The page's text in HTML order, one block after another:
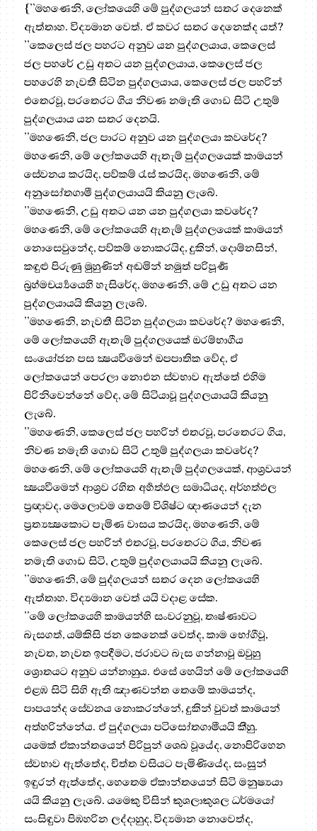
{’’මහණෙනි, ලෝකයෙහි මේ පුද්ගලයන් සතර දෙනෙක්
ඇත්තාහ. විද්‍යමාන වෙත්. ඒ කවර සතර දෙනෙක්ද යත්?
’’කෙලෙස් ජල පහරට අනුව යන පුද්ගලයාය, කෙලෙස්
ජල පහරේ උඩු අතට යන පුද්ගලයාය, කෙලෙස් ජල
පහරෙහි නැවතී සිටින පුද්ගලයාය, කෙලෙස් ජල පහරින්
එතෙරවූ, පරතෙරට ගිය නිවණ නමැති ගොඩ සිටි උතුම්
පුද්ගලයාය යන සතර දෙනයි.
’’මහණෙනි, ජල පාරට අනුව යන පුද්ගලයා කවරේද?
මහණෙනි, මේ ලෝකයෙහි ඇතැම් පුද්ගලයෙක් කාමයන්
සේවනය කරයිද, පව්කම් රැස් කරයිද, මහණෙනි, මේ
අනුසෝතගාමී පුද්ගලයායයි කියනු ලැබේ.
’’මහණෙනි, උඩු අතට යන යන පුද්ගලයා කවරේද?
මහණෙනි, මේ ලෝකයෙහි ඇතැම් පුද්ගලයෙක් කාමයන්
නොසෙවුනේද, පව්කම් නොකරයිද, දුකින්, දොම්නසින්,
කඳුළු පිරුණු මුහුණින් අඬමින් නමුත් පරිපූර්‍ණ
බ්‍රහ්මචර්‍ය්‍යයෙහි හැසිරේද, මහණෙනි, මේ උඩු අතට යන
පුද්ගලයායයි කියනු ලැබේ.
’’මහණෙනි, නැවතී සිටින පුද්ගලයා කවරේද? මහණෙනි,
මේ ලෝකයෙහි ඇතැම් පුද්ගලයෙක් ඔරම්භාගීය
සංයෝජන පස ක්‍ෂයවීමෙන් ඔපපාතික වේද, ඒ
ලෝකයෙන් පෙරලා නොඑන ස්වභාව ඇත්තේ එහිම
පිරිනිවෙන්නේ වේද, මේ සිටියාවූ පුද්ගලයායයි කියනු
ලැබේ.
’’මහණෙනි, කෙලෙස් ජල පහරින් එතරවූ, පරතෙරට ගිය,
නිවණ නමැති ගොඩ සිටි උතුම් පුද්ගලයා කවරේද?
මහණෙනි, මේ ලෝකයෙහි ඇතැම් පුද්ගලයෙක්, ආශ්‍රවයන්
ක්‍ෂයවීමෙන් ආශ්‍රව රහිත අර්‍හත්ඵල සමාධියද, අර්හත්ඵල
ප්‍රඥාවද, මෙලොවම තෙමේ විශිෂ්ට ඥාණයෙන් දැන
ප්‍රත්‍යක්‍ෂකොට පැමිණ වාසය කරයිද, මහණෙනි, මේ
කෙලෙස් ජල පහරින් එතරවූ, පරතෙරට ගිය, නිවණ
නමැති ගොඩ සිටි, උතුම් පුද්ගලයායයි කියනු ලැබේ.
’’මහණෙනි, මේ පුද්ගලයන් සතර දෙන ලෝකයෙහි
ඇත්තාහ. විද්‍යමාන වෙත් යයි වදාළ සේක.
’’මේ ලෝකයෙහි කාමයන්හි සංවරනුවූ, තෘෂ්ණාවට
බැසගත්, යම්කිසි ජන කෙනෙක් වෙත්ද, කාම භෝගීවූ,
නැවත, නැවත ඉපදීමට, ජරාවට බැස ගන්නාවූ ඔවුහු
ශ්‍රොතයට අනුව යන්නාහුය. එසේ හෙයින් මේ ලෝකයෙහි
එළඹ සිටි සිහි ඇති ඤාණවන්ත තෙමේ කාමයන්ද,
පාපයන්ද සේවනය නොකරන්නේ, දුකින් වුවත් කාමයන්
අත්හරින්නේය. ඒ පුද්ගලයා පටිසෝතගාමීයයි කීහු.
යමෙක් ඒකාන්තයෙන් පිරිපුන් ශෙඛ වූයේද, නොපිරිහෙන
ස්වභාව ඇත්තේද, චිත්ත වසියට පැමිණියේද, සංසුන්
ඉඳුරන් ඇත්තේද, හෙතෙම ඒකාන්තයෙන් සිටි මනුෂ්‍යයා
යයි කියනු ලැබේ. යමෙකු විසින් කුශලාකුශල ධර්මයෝ
සංසිඳුවා පිඹහරින ලද්දාහුද, විද්‍යමාන නොවෙත්ද,